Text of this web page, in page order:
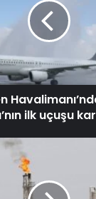
ilk uçuşu